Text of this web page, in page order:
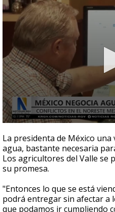
seconds
of
2
minutes,
21
seconds
La presidenta de México
agua, bastante necesaria
Los agricultores del Valle se
su promesa.
"Entonces lo que se está
podrá entregar sin afectar a
que podamos ir cumpliendo